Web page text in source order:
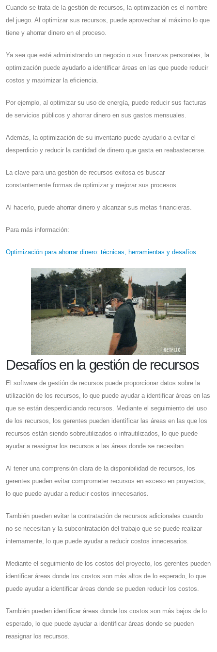
Cuando se trata de la gestión de recursos, la optimización es el nombre
del juego. Al optimizar sus recursos, puede aprovechar al máximo lo que
tiene y ahorrar dinero en el proceso.
Ya sea que esté administrando un negocio o sus finanzas personales, la
optimización puede ayudarlo a identificar áreas en las que puede reducir
costos y maximizar la eficiencia.
Por ejemplo, al optimizar su uso de energía, puede reducir sus facturas
de servicios públicos y ahorrar dinero en sus gastos mensuales.
Además, la optimización de su inventario puede ayudarlo a evitar el
desperdicio y reducir la cantidad de dinero que gasta en reabastecerse.
La clave para una gestión de recursos exitosa es buscar
constantemente formas de optimizar y mejorar sus procesos.
Al hacerlo, puede ahorrar dinero y alcanzar sus metas financieras.
Para más información:
Optimización para ahorrar dinero: técnicas, herramientas y desafíos
Desafíos en la gestión de recursos
El software de gestión de recursos puede proporcionar datos sobre la
utilización de los recursos, lo que puede ayudar a identificar áreas en las
que se están desperdiciando recursos. Mediante el seguimiento del uso
de los recursos, los gerentes pueden identificar las áreas en las que los
recursos están siendo sobreutilizados o infrautilizados, lo que puede
ayudar a reasignar los recursos a las áreas donde se necesitan.
Al tener una comprensión clara de la disponibilidad de recursos, los
gerentes pueden evitar comprometer recursos en exceso en proyectos,
lo que puede ayudar a reducir costos innecesarios.
También pueden evitar la contratación de recursos adicionales cuando
no se necesitan y la subcontratación del trabajo que se puede realizar
internamente, lo que puede ayudar a reducir costos innecesarios.
Mediante el seguimiento de los costos del proyecto, los gerentes pueden
identificar áreas donde los costos son más altos de lo esperado, lo que
puede ayudar a identificar áreas donde se pueden reducir los costos.
También pueden identificar áreas donde los costos son más bajos de lo
esperado, lo que puede ayudar a identificar áreas donde se pueden
reasignar los recursos.